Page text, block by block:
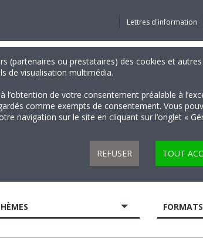
Lettres d'information
(partenaires ou prestataires) des cookies et
de visualisation multimédia.
l’obtention de votre consentement préalable à
comme exempts de consentement. Vous
navigation sur le site en cliquant sur l’onglet «
REFUSER TOUT
FORMATS